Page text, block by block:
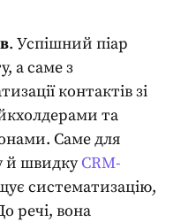
. Успішний піар
а саме з
контактів зі
та
Саме для
й швидкуCRM-
систематизацію,
речі, вона